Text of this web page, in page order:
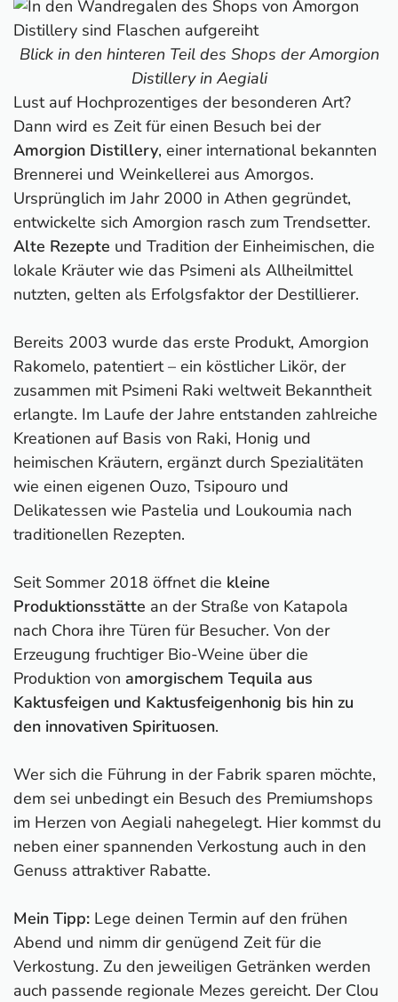
Blick in den hinteren Teil des Shops der Amorgion
Distillery in Aegiali
Lust auf Hochprozentiges der besonderen Art?
Dann wird es Zeit für einen Besuch bei der
Amorgion Distillery, einer international bekannten
Brennerei und Weinkellerei aus Amorgos.
Ursprünglich im Jahr 2000 in Athen gegründet,
entwickelte sich Amorgion rasch zum Trendsetter.
Alte Rezepte und Tradition der Einheimischen, die
lokale Kräuter wie das Psimeni als Allheilmittel
nutzten, gelten als Erfolgsfaktor der Destillierer.
Bereits 2003 wurde das erste Produkt, Amorgion
Rakomelo, patentiert – ein köstlicher Likör, der
zusammen mit Psimeni Raki weltweit Bekanntheit
erlangte. Im Laufe der Jahre entstanden zahlreiche
Kreationen auf Basis von Raki, Honig und
heimischen Kräutern, ergänzt durch Spezialitäten
wie einen eigenen Ouzo, Tsipouro und
Delikatessen wie Pastelia und Loukoumia nach
traditionellen Rezepten.
Seit Sommer 2018 öffnet die kleine
Produktionsstätte an der Straße von Katapola
nach Chora ihre Türen für Besucher. Von der
Erzeugung fruchtiger Bio-Weine über die
Produktion von amorgischem Tequila aus
Kaktusfeigen und Kaktusfeigenhonig bis hin zu
den innovativen Spirituosen.
Wer sich die Führung in der Fabrik sparen möchte,
dem sei unbedingt ein Besuch des Premiumshops
im Herzen von Aegiali nahegelegt. Hier kommst du
neben einer spannenden Verkostung auch in den
Genuss attraktiver Rabatte.
Mein Tipp: Lege deinen Termin auf den frühen
Abend und nimm dir genügend Zeit für die
Verkostung. Zu den jeweiligen Getränken werden
auch passende regionale Mezes gereicht. Der Clou